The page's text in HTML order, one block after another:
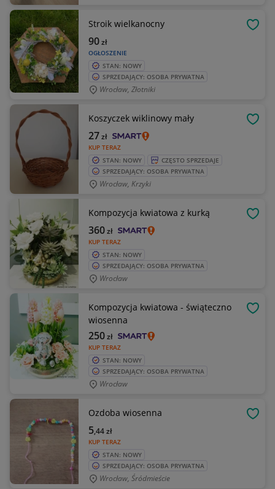
Stroik wielkanocny
OGŁOSZENIE
90zł
STAN: NOWY
SPRZEDAJĄCY: OSOBA PRYWATNA
Wrocław, Złotniki
Koszyczek wiklinowy mały
KUP TERAZ
27zł
STAN: NOWY
CZĘSTO SPRZEDAJE
SPRZEDAJĄCY: OSOBA PRYWATNA
Wrocław, Krzyki
Kompozycja kwiatowa z kurką
KUP TERAZ
360zł
STAN: NOWY
SPRZEDAJĄCY: OSOBA PRYWATNA
Wrocław
Kompozycja kwiatowa - świąteczno
wiosenna
KUP TERAZ
250zł
STAN: NOWY
SPRZEDAJĄCY: OSOBA PRYWATNA
Wrocław
Ozdoba wiosenna
KUP TERAZ
5,44zł
STAN: NOWY
SPRZEDAJĄCY: OSOBA PRYWATNA
Wrocław, Śródmieście